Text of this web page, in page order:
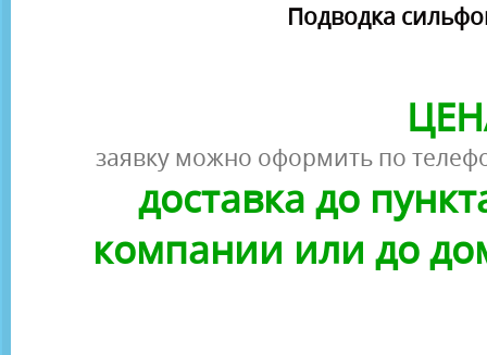
Подводка
заявку можно оформить по
доставка до
компании или до